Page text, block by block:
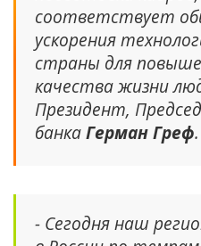
соответствует
ускорения
страны для
качества жизни
Президент,
банкаГерман Греф.
- Сегодня наш